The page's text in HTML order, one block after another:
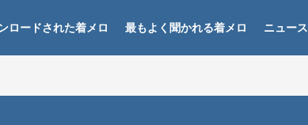
ロードされた着メロ 最もよく聞かれる着メロ ニュース